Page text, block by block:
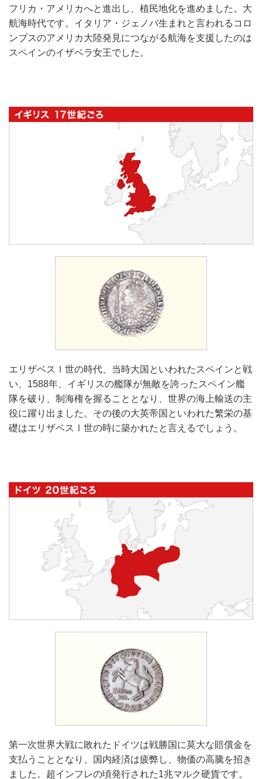
フリカ・アメリカへと進出し、植民地化を進めました。大
航海時代です。イタリア・ジェノバ生まれと言われるコロ
ンブスのアメリカ大陸発見につながる航海を支援したのは
スペインのイザベラ女王でした。
エリザベスⅠ世の時代、当時大国といわれたスペインと戦
い、1588年、イギリスの艦隊が無敵を誇ったスペイン艦
隊を破り、制海権を握ることとなり、世界の海上輸送の主
役に躍り出ました。その後の大英帝国といわれた繁栄の基
礎はエリザベスⅠ世の時に築かれたと言えるでしょう。
第一次世界大戦に敗れたドイツは戦勝国に莫大な賠償金を
支払うこととなり、国内経済は疲弊し、物価の高騰を招き
ました。超インフレの頃発行された1兆マルク硬貨です。